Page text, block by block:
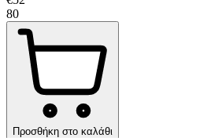
80
Προσθήκη στο καλάθι